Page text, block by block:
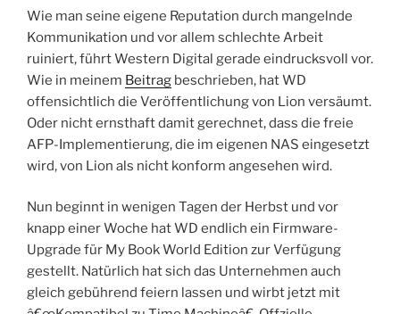
Wie man seine eigene Reputation durch mangelnde
Kommunikation und vor allem schlechte Arbeit
ruiniert, führt Western Digital gerade eindrucksvoll vor.
Wie in meinem Beitrag beschrieben, hat WD
offensichtlich die Veröffentlichung von Lion versäumt.
Oder nicht ernsthaft damit gerechnet, dass die freie
AFP-Implementierung, die im eigenen NAS eingesetzt
wird, von Lion als nicht konform angesehen wird.
Nun beginnt in wenigen Tagen der Herbst und vor
knapp einer Woche hat WD endlich ein Firmware-
Upgrade für My Book World Edition zur Verfügung
gestellt. Natürlich hat sich das Unternehmen auch
gleich gebührend feiern lassen und wirbt jetzt mit